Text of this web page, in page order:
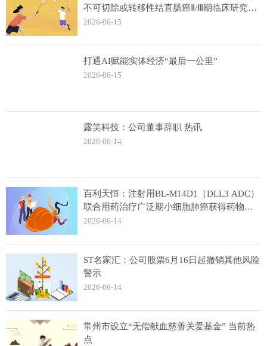
不可切除或转移性结直肠癌Ⅱ/Ⅲ期临床研究实
现首例患者入组
2026-06-15
打通AI赋能实体经济“最后一公里”
2026-06-15
露笑科技：公司董事辞职 热讯
2026-06-14
百利天恒：注射用BL-M14D1（DLL3 ADC）
联合用药治疗广泛期小细胞肺癌获得药物临
床试验批准通知书
2026-06-14
ST名家汇：公司股票6月16日起撤销其他风险
警示
2026-06-14
常州市设立“无偿献血慈善关爱基金” 当前热
点